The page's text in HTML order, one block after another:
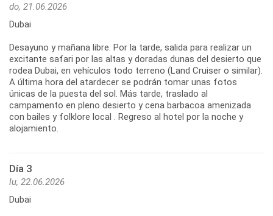
do, 21.06.2026
Dubai
Desayuno y mañana libre. Por la tarde, salida para realizar un
excitante safari por las altas y doradas dunas del desierto que
rodea Dubai, en vehículos todo terreno (Land Cruiser o similar).
A última hora del atardecer se podrán tomar unas fotos
únicas de la puesta del sol. Más tarde, traslado al
campamento en pleno desierto y cena barbacoa amenizada
con bailes y folklore local . Regreso al hotel por la noche y
alojamiento.
Día 3
lu, 22.06.2026
Dubai